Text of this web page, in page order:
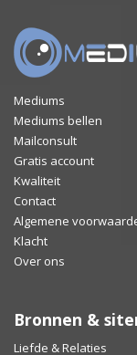
Mediums
Mediums bellen
Mailconsult
Gratis account
Kwaliteit
Contact
Algemene
Klacht
Over ons
Bronnen &
Liefde & Relaties